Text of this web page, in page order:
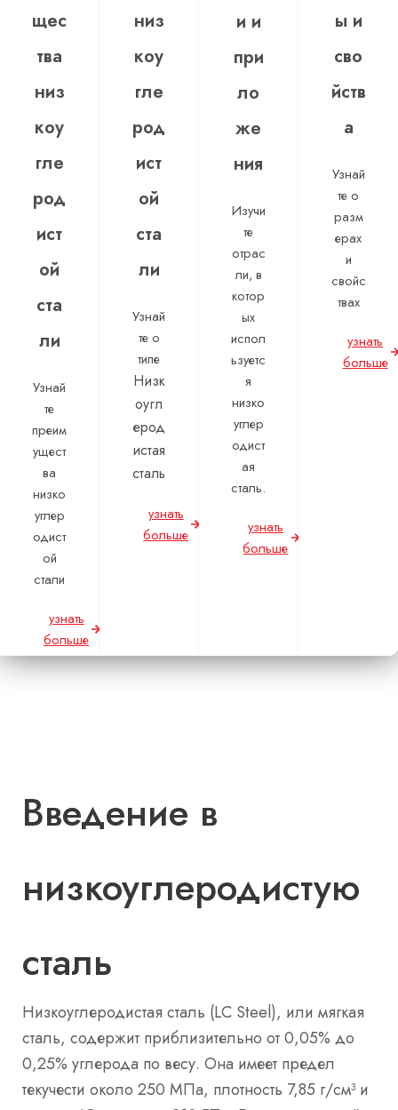
щес
тва
низ
коу
гле
род
ист
ой
ста
ли
Узнай
те
преим
ущест
ва
низко
углер
одист
ой
стали
узнать
больше
низ
коу
гле
род
ист
ой
ста
ли
Узнай
те о
типе
Низк
оугл
ерод
истая
сталь
узнать
больше
и и
при
ло
же
ния
Изучи
те
отрас
ли, в
котор
ых
испол
ьзуетс
я
низко
углер
одист
ая
сталь.
узнать
больше
ы и
сво
йств
а
Узнай
те о
разм
ерах
и
свойс
твах
узнать
больше
Введение в
низкоуглеродистую
сталь
Низкоуглеродистая сталь (LC Steel), или мягкая
сталь, содержит приблизительно от 0,05% до
0,25% углерода по весу. Она имеет предел
текучести около 250 МПа, плотность 7,85 г/см³ и